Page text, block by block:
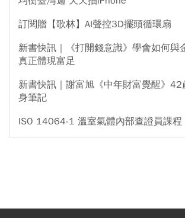
訂閱贈【歌林】AI聲控3D擺頭循環扇
新書快訊｜《打開錢意識》學會如何與
真正體現富足
新書快訊｜謝富旭《中年財富覺醒》42
身筆記
ISO 14064-1 溫室氣體內部查證員課程